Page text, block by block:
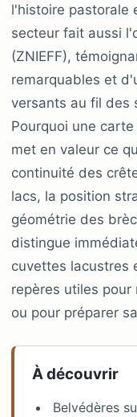
l'histoire pastorale
secteur fait aussi
(ZNIEFF),
remarquables et
versants au fil des
Pourquoi une
met en valeur ce
continuité des
lacs, la position
géométrie des
distingue
cuvettes lacustres
repères utiles
ou pour préparer
À découvrir
Belvédères